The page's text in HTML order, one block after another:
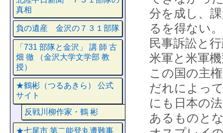
分を成し、
るを得ない。
民事訴訟と
米軍と米軍
この国の主
だれによっ
にも日本の
あるものと
真相
負の遺産 金沢の７３１部隊
「731 部隊と金沢」 講 師 古
畑 徹 （金沢大学文学部 教
授）
★鶴彬（つるあきら） 公式
サイト
反戦川柳作家・鶴 彬
★七尾市 第二能登丸遭難事